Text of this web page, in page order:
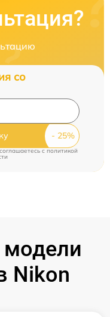
со
cполитикой
Nikon